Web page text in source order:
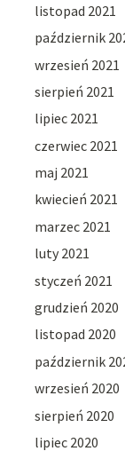
listopad 2021
październik
wrzesień 2021
sierpień 2021
lipiec 2021
czerwiec 2021
maj 2021
kwiecień 2021
marzec 2021
luty 2021
styczeń 2021
grudzień 2020
listopad 2020
październik
wrzesień 2020
sierpień 2020
lipiec 2020